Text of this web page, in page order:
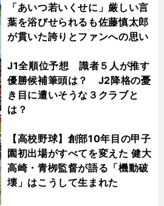
「あいつ若いくせに」厳しい言
葉を浴びせられるも佐藤慎太郎
が貫いた誇りとファンへの思い
J1全順位予想 識者５人が推す
優勝候補筆頭は？ J2降格の憂
き目に遭いそうな３クラブと
は？
【高校野球】創部10年目の甲子
園初出場がすべてを変えた 健大
高崎・青栁監督が語る「機動破
壊」はこうして生まれた